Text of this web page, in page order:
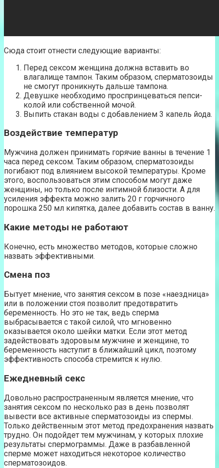
Сюда стоит отнести следующие варианты:
Перед сексом женщина должна вставить во
влагалище тампон. Таким образом, сперматозоиды
не смогут проникнуть дальше тампона.
Девушке необходимо проспринцеваться пепси-
колой или собственной мочой.
Выпить стакан воды с добавлением 3 капель йода.
Воздействие температур
Мужчина должен принимать горячие ванны в течение 1
часа перед сексом. Таким образом, сперматозоиды
погибают под влиянием высокой температуры. Кроме
этого, воспользоваться этим способом могут даже
женщины, но только после интимной близости. А для
усиления эффекта можно залить 20 г горчичного
порошка 250 мл кипятка, далее добавить состав в ванну.
Какие методы не работают
Конечно, есть множество методов, которые сложно
назвать эффективными.
Смена поз
Бытует мнение, что занятия сексом в позе «наездница»
или в положении стоя позволит предотвратить
беременность. Но это не так, ведь сперма
выбрасывается с такой силой, что мгновенно
оказывается около шейки матки. Если этот метод
задействовать здоровым мужчине и женщине, то
беременность наступит в ближайший цикл, поэтому
эффективность способа стремится к нулю.
Ежедневный секс
Довольно распространенным является мнение, что
занятия сексом по несколько раз в день позволят
вывести все активные сперматозоиды из спермы.
Только действенным этот метод предохранения назвать
трудно. Он подойдет тем мужчинам, у которых плохие
результаты спермограммы. Даже в разбавленной
сперме может находиться некоторое количество
сперматозоидов.